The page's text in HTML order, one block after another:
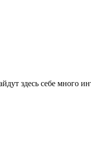
здесь себе много